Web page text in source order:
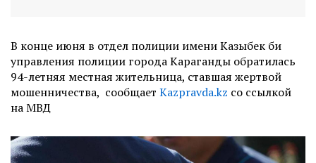
В конце июня в отдел полиции имени Казыбек би
управления полиции города Караганды обратилась
94-летняя местная жительница, ставшая жертвой
мошенничества, сообщает Kazpravda.kz со ссылкой
на МВД